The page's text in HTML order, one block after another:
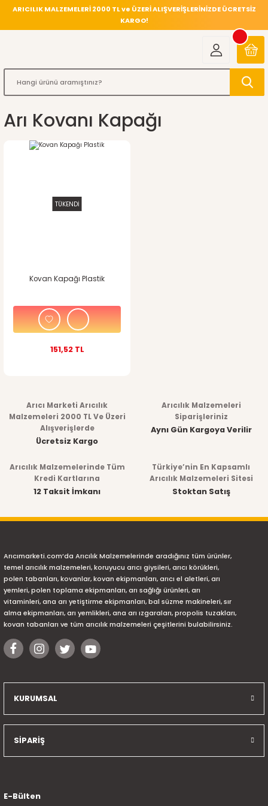
ARICILIK MALZEMELERİ 2000 TL ve ÜZERİ ALIŞVERİŞLERİNİZDE ÜCRETSİZ
KARGO!
Arı Kovanı Kapağı
TÜKENDİ
Kovan Kapağı Plastik
151,52 TL
Arıcı Marketi Arıcılık
Malzemeleri 2000 TL Ve Üzeri
Alışverişlerde
Ücretsiz Kargo
Arıcılık Malzemeleri
Siparişleriniz
Aynı Gün Kargoya Verilir
Arıcılık Malzemelerinde Tüm
Kredi Kartlarına
12 Taksit İmkanı
Türkiye’nin En Kapsamlı
Arıcılık Malzemeleri Sitesi
Stoktan Satış
Arıcımarketi.com’da Arıcılık Malzemelerinde aradığınız tüm ürünler,
temel arıcılık malzemeleri, koruyucu arıcı giysileri, arıcı körükleri,
polen tabanları, kovanlar, kovan ekipmanları, arıcı el aletleri, arı
yemleri, polen toplama ekipmanları, arı sağlığı ürünleri, arı
vitaminleri, ana arı yetiştirme ekipmanları, bal süzme makineleri, sır
alma ekipmanları, arı yemlikleri, ana arı ızgaraları, propolis tuzakları,
kovan tabanları ve tüm arıcılık malzemeleri çeşitlerini bulabilirsiniz.
KURUMSAL
SİPARİŞ
E-Bülten